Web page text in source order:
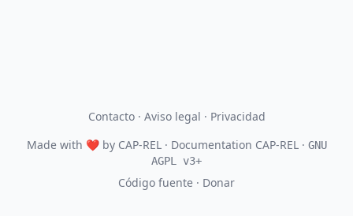
Contacto· Aviso legal · Privacidad
Made with ❤by CAP-REL· Documentation CAP-REL · GNU
AGPL v3+
Código fuente · Donar